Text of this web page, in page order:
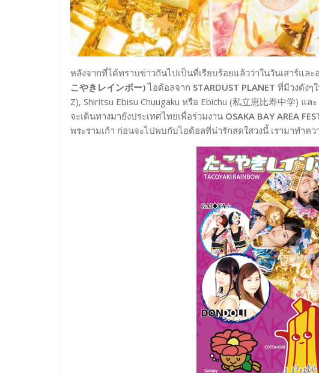
หลังจากที่ได้ทราบข่าวกันไปเป็นที่เรียบร้อยแล้วว่าในวันเสาร์แล
こやきレインボー)ไอด้อลจาก STARDUST PLANET ที่มีวงดังๆ
Z), Shiritsu Ebisu Chuugaku หรือ Ebichu (私立恵比寿中学) แ
จะเดินทางมายังประเทศไทยเพื่อร่วมงาน OSAKA BAY AREA
พระรามเก้า ก่อนจะไปพบกับไอด้อลที่น่ารักสดใสวงนี้ เรามาทำค